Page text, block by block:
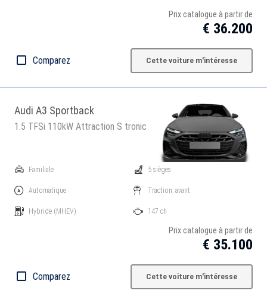
Prix catalogue à partir de
€ 36.200
Comparez Cette voiture m'intéresse
Audi A3 Sportback
1.5 TFSi 110kW Attraction S tronic
Familiale
Automatique
Hybride (MHEV)
5 sièges
Traction: avant
147 ch
Prix catalogue à partir de
€ 35.100
Comparez Cette voiture m'intéresse